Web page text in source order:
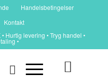
Handelsbetingelser
Kontakt
Hurtig levering • Tryg handel •
•